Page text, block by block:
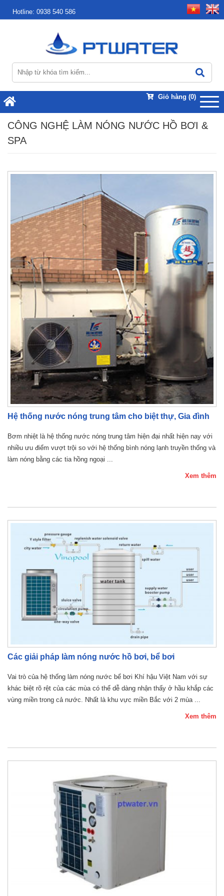
Hotline: 0938 540 586
Giỏ hàng (0)
CÔNG NGHỆ LÀM NÓNG NƯỚC HỒ BƠI &
SPA
Hệ thống nước nóng trung tâm cho biệt thự, Gia đình
Bơm nhiệt là hệ thống nước nóng trung tâm hiện đại nhất hiện nay với
nhiều ưu điểm vượt trội so với hệ thống bình nóng lạnh truyền thống và
làm nóng bằng các tia hồng ngoại ...
Xem thêm
Các giải pháp làm nóng nước hồ bơi, bể bơi
Vai trò của hệ thống làm nóng nước bể bơi Khí hậu Việt Nam với sự
khác biệt rõ rệt của các mùa có thể dễ dàng nhận thấy ở hầu khắp các
vùng miền trong cả nước. Nhất là khu vực miền Bắc với 2 mùa ...
Xem thêm